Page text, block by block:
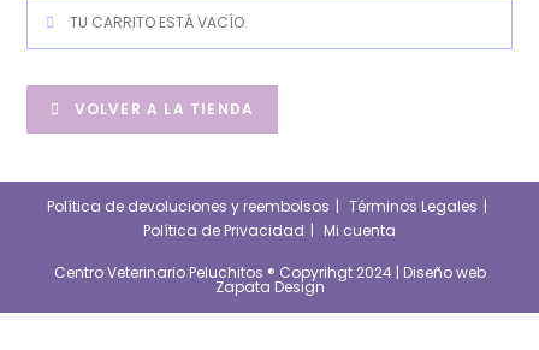
TU CARRITO ESTÁ VACÍO.
VOLVER A LA TIENDA
Política de devoluciones y reembolsos
Términos Legales
Política de Privacidad
Mi cuenta
Centro Veterinario Peluchitos ® Copyrihgt 2024 | Diseño web
Zapata Design